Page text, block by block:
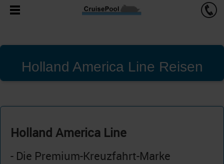
Holland America Line Reisen
Holland America Line
- Die Premium-Kreuzfahrt-Marke